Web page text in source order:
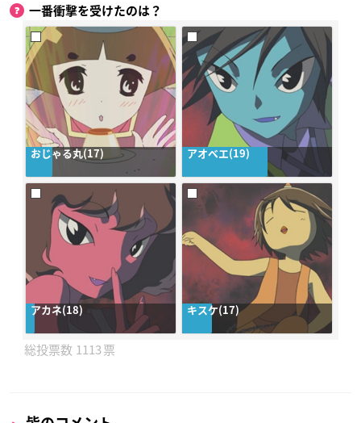
一番衝撃を受けたのは？
おじゃる丸(17) アオベエ(19)
アカネ(18) キスケ(17)
1113